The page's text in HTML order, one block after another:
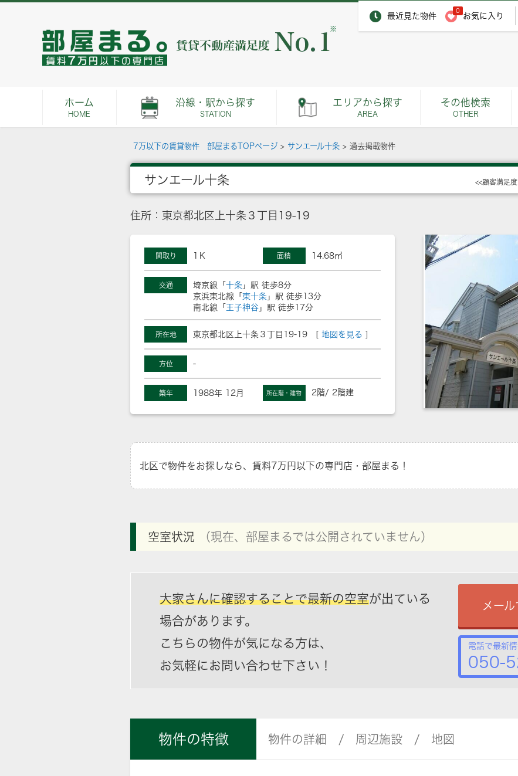
最近見た物件
0
お気に入り
※
ホーム
HOME
沿線・駅から探す
STATION
エリアから探す
AREA
その他検索
OTHER
7万以下の賃貸物件 部屋まるTOPページ > サンエール十条 > 過去掲載物件
サンエール十条 <<顧客満足
住所：東京都北区上十条３丁目19-19
間取り 1Ｋ 面積 14.68㎡
交通 埼京線「 十条 」駅 徒歩8分
京浜東北線「 東十条 」駅 徒歩13分
南北線「 王子神谷 」駅 徒歩17分
所在地 東京都北区上十条３丁目19-19 [ 地図を見る
方位 -
築年 1988年 12月 所在階・建物 2階/ 2階建
北区で物件をお探しなら、賃料7万円以下の専門店・部屋まる！
空室状況 （現在、部屋まるでは公開されていません）
大家さんに確認することで最新の空室が出ている
場合があります。
こちらの物件が気になる方は、
お気軽にお問い合わせ下さい！
メー
電話で最新
050-
物件の特徴 物件の詳細 周辺施設 地図